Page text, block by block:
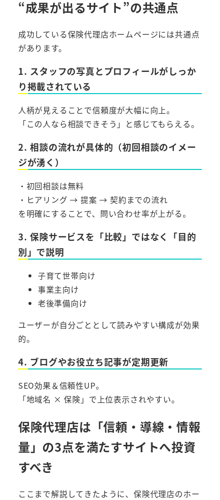
“成果が出るサイト”の共通点
成功している保険代理店ホームページには共通点
があります。
1. スタッフの写真とプロフィールがしっか
り掲載されている
人柄が見えることで信頼度が大幅に向上。
「この人なら相談できそう」と感じてもらえる。
2. 相談の流れが具体的（初回相談のイメー
ジが湧く）
・初回相談は無料
・ヒアリング → 提案 → 契約までの流れ
を明確にすることで、問い合わせ率が上がる。
3. 保険サービスを「比較」ではなく「目的
別」で説明
子育て世帯向け
事業主向け
老後準備向け
ユーザーが自分ごととして読みやすい構成が効果
的。
4. ブログやお役立ち記事が定期更新
SEO効果＆信頼性UP。
「地域名 × 保険」で上位表示されやすい。
保険代理店は「信頼・導線・情報
量」の3点を満たすサイトへ投資
すべき
ここまで解説してきたように、保険代理店のホー